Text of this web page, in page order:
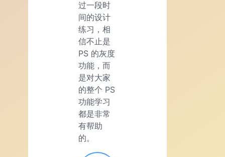
过一段时
间的设计
练习，相
信不止是
PS 的灰度
功能，而
是对大家
的整个 PS
功能学习
都是非常
有帮助
的。